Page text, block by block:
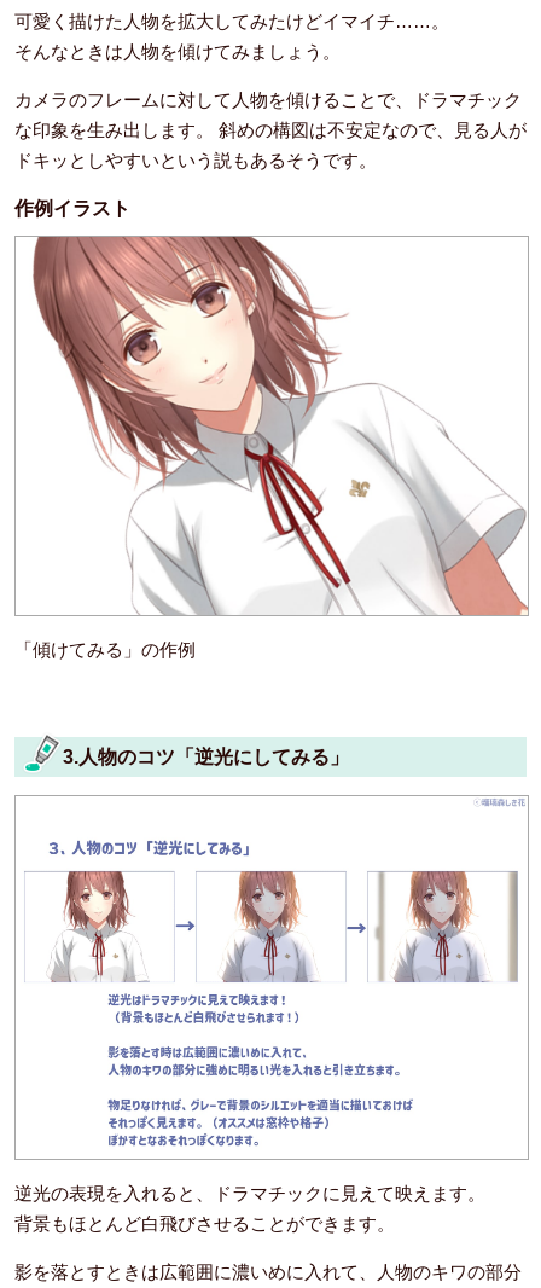
可愛く描けた人物を拡大してみたけどイマイチ……。
そんなときは人物を傾けてみましょう。
カメラのフレームに対して人物を傾けることで、ドラマチック
な印象を生み出します。 斜めの構図は不安定なので、見る人が
ドキッとしやすいという説もあるそうです。
作例イラスト
「傾けてみる」の作例
3.人物のコツ「逆光にしてみる」
逆光の表現を入れると、ドラマチックに見えて映えます。
背景もほとんど白飛びさせることができます。
影を落とすときは広範囲に濃いめに入れて、人物のキワの部分